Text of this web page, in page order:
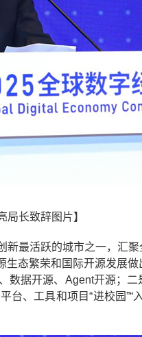
局长致辞图片】
最活跃的城市之一，汇
生态繁荣和国际开源发展
数据开源、Agent开源；
、工具和项目“进校园”“